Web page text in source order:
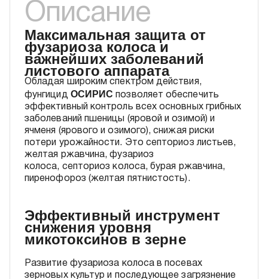
Описание
Максимальная защита от
фузариоза колоса и
важнейших заболеваний
листового аппарата
Обладая широким спектром действия,
фунгицид ОСИРИСпозволяет обеспечить
эффективный контроль всех основных грибных
заболеваний пшеницы (яровой и озимой) и
ячменя (ярового и озимого), снижая риски
потери урожайности. Это септориоз листьев,
желтая ржавчина, фузариоз
колоса, септориоз колоса, бурая ржавчина,
пиренофороз (желтая пятнистость).
Эффективный инструмент
снижения уровня
микотоксинов в зерне
Развитие фузариоза колоса в посевах
зерновых культур и последующее загрязнение